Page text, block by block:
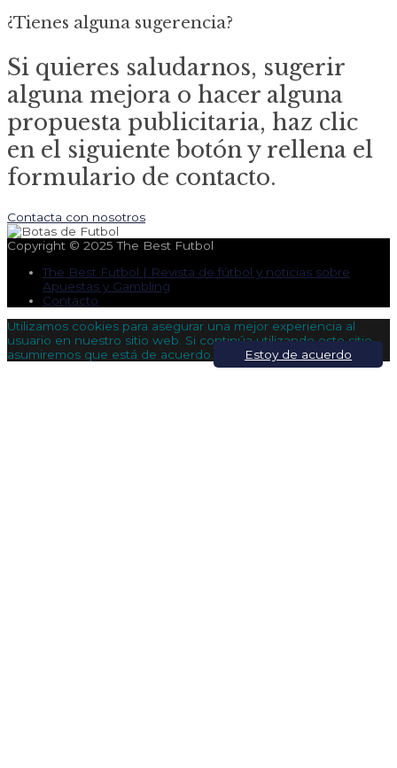
¿Tienes alguna sugerencia?
Si quieres saludarnos, sugerir
alguna mejora o hacer alguna
propuesta publicitaria, haz clic
en el siguiente botón y rellena el
formulario de contacto.
Contacta con nosotros
Copyright © 2025The Best Futbol
The Best Futbol | Revista de fútbol y noticias sobre
Apuestas y Gambling
Contacto
Utilizamos cookies para asegurar una mejor experiencia al
usuario en nuestro sitio web. Si continúa utilizando este sitio,
asumiremos que está de acuerdo.
Estoy de acuerdo